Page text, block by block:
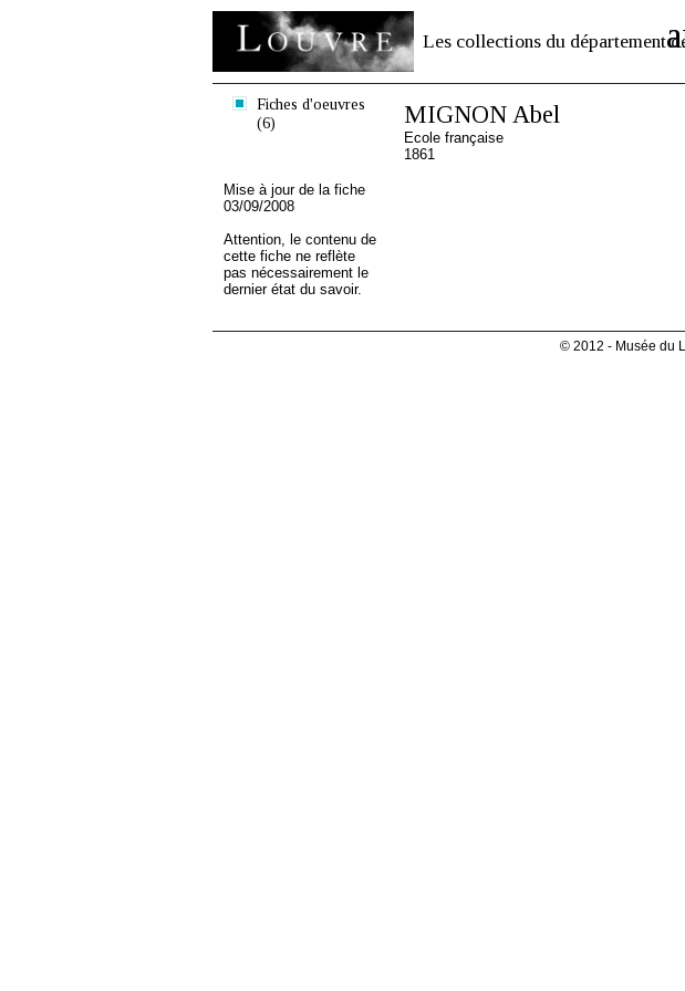
Les collections du département
Fiches d'oeuvres
(6)
Mise à jour de la fiche
03/09/2008
Attention, le contenu de
cette fiche ne reflète
pas nécessairement le
dernier état du savoir.
MIGNON Abel
Ecole française
1861
© 2012 - Musée du